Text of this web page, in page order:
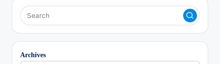
Archives